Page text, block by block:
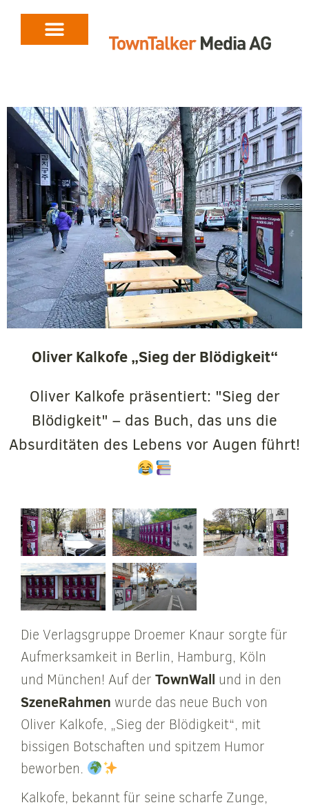
Oliver Kalkofe „Sieg der Blödigkeit“
Oliver Kalkofe präsentiert: "Sieg der
Blödigkeit" – das Buch, das uns die
Absurditäten des Lebens vor Augen führt!
Die Verlagsgruppe Droemer Knaur sorgte für
Aufmerksamkeit in Berlin, Hamburg, Köln
und München! Auf der TownWall und in den
SzeneRahmen wurde das neue Buch von
Oliver Kalkofe, „Sieg der Blödigkeit“, mit
bissigen Botschaften und spitzem Humor
beworben.
Kalkofe, bekannt für seine scharfe Zunge,